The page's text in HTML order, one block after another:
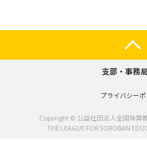
支部・事務
プライバシー
Copyright © 公益社団法人全国珠算
THE LEAGUE FOR SOROBAN